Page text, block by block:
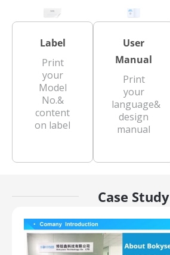
Label
Print
your
Model
No.&
content
on label
User
Manual
Print
your
language&
design
manual
Case Study